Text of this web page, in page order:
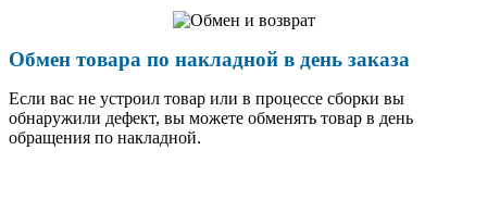
Обмен товара по накладной в день заказа
Если вас не устроил товар или в процессе сборки вы
обнаружили дефект, вы можете обменять товар в день
обращения по накладной.